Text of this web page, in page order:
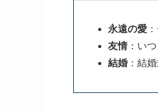
永遠の愛
友情：い
結婚 ：結